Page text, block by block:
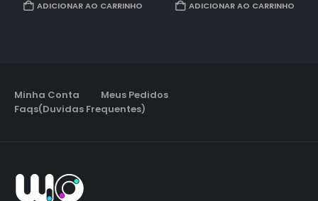
ADICIONAR AO CARRINHO ADICIONAR AO CARRINHO
Minha Conta
Meus Pedidos
Faqs(Duvidas Frequentes)